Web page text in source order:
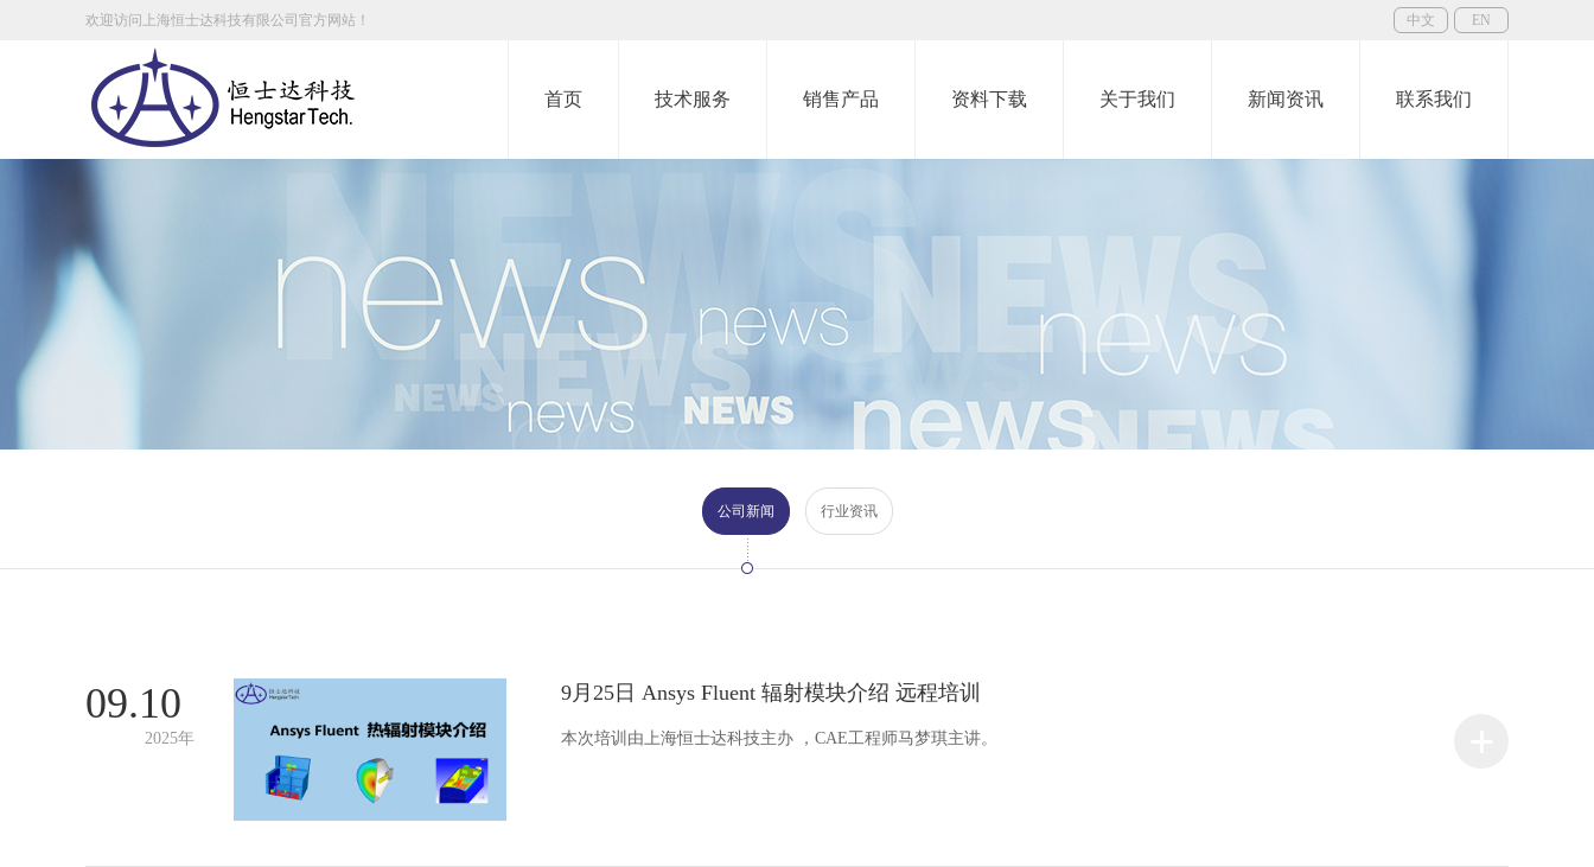
欢迎访问上海恒士达科技有限公司官方网站！ 中文 EN
首页 技术服务 销售产品 资料下载 关于我们 新闻资讯 联系我们
公司新闻 行业资讯
09.10
2025年
9月25日 Ansys Fluent 辐射模块介绍 远程培训
本次培训由上海恒士达科技主办 ，CAE工程师马梦琪主讲。